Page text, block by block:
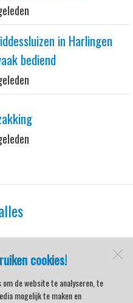
cookies!
de website te analyseren, te
mogelijk te maken en
in Harlingen
bediend
tv